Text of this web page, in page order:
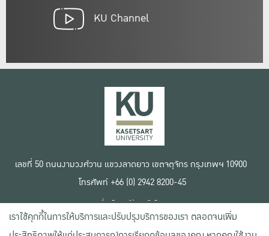
KU Channel
เลขที่ 50 ถนนงามวงศ์วาน แขวงลาดยาว เขตจตุจักร กรุงเทพฯ 10900
โทรศัพท์ +66 (0) 2942 8200-45
เงื่อนไขการใช้งานเว็บไซต์
ข้อตกลงด้านสิทธิ์ใช้งาน
นโยบายความเป็นส่วนตัว
เราใช้คุกกี้ในการให้บริการและปรับปรุงบริการของเรา ตลอดจนเพิ่ม